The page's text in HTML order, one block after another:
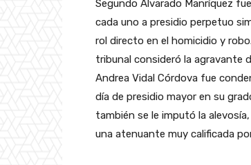
Segundo Alvarado Manríquez
cada uno a presidio perpetuo
rol directo en el homicidio y
tribunal consideró la agravante
Andrea Vidal Córdova fue
día de presidio mayor en su
también se le imputó la
una atenuante muy calificada